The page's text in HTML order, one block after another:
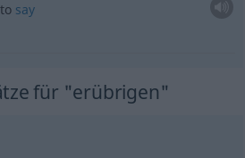
to say
für "erübrigen"